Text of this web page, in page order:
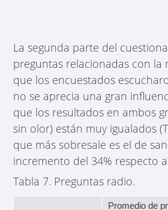
La segunda parte del
preguntas relacionadas con la
que los encuestados
no se aprecia una gran
que los resultados en ambos
sin olor) están muy igualados
que más sobresale es el de
incremento del 34% respecto
Tabla 7. Preguntas radio.
Promedio de